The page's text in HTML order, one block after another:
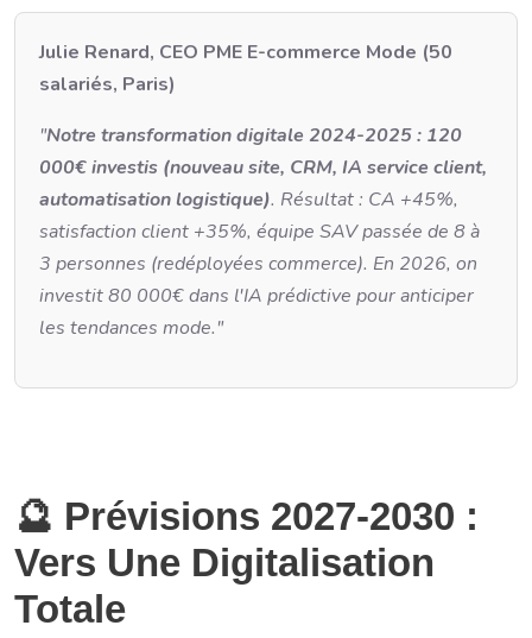
Julie Renard, CEO PME E-commerce Mode (50
salariés, Paris)
"Notre transformation digitale 2024-2025 : 120
000€ investis (nouveau site, CRM, IA service client,
automatisation logistique). Résultat : CA +45%,
satisfaction client +35%, équipe SAV passée de 8 à
3 personnes (redéployées commerce). En 2026, on
investit 80 000€ dans l'IA prédictive pour anticiper
les tendances mode."
🔮 Prévisions 2027-2030 :
Vers Une Digitalisation
Totale